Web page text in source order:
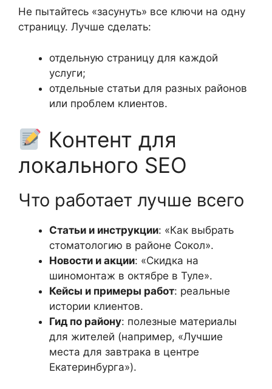
Не пытайтесь «засунуть» все ключи на одну
страницу. Лучше сделать:
отдельную страницу для каждой
услуги;
отдельные статьи для разных районов
или проблем клиентов.
Контент для
локального SEO
Что работает лучше всего
Статьи и инструкции: «Как выбрать
стоматологию в районе Сокол».
Новости и акции: «Скидка на
шиномонтаж в октябре в Туле».
Кейсы и примеры работ: реальные
истории клиентов.
Гид по району: полезные материалы
для жителей (например, «Лучшие
места для завтрака в центре
Екатеринбурга»).